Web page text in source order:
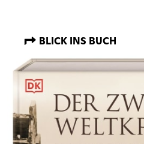
BLICK INS BUCH